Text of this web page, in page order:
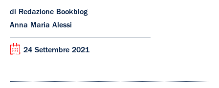
di Redazione Bookblog
Anna Maria Alessi
24 Settembre 2021